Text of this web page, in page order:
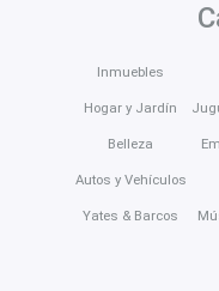
Inmuebles
Hogar y Jardín
Belleza
Autos y Vehículos
Yates & Barcos